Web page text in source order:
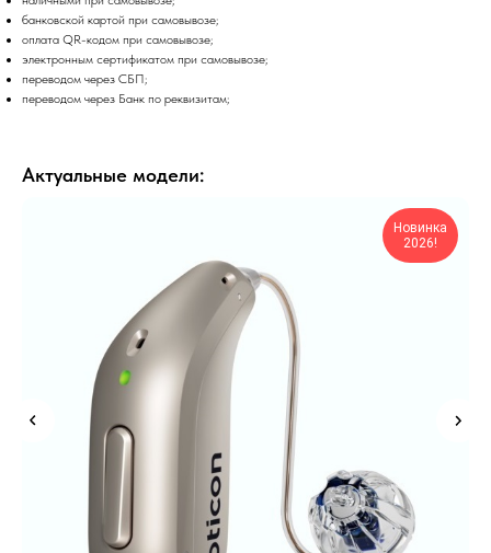
банковской картой при самовывозе;
оплата QR-кодом при самовывозе;
электронным сертификатом при самовывозе;
переводом через СБП;
переводом через Банк по реквизитам;
Актуальные модели:
Новинка
2026!